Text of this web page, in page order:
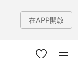
在APP開啟